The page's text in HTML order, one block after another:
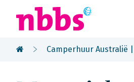
Camperhuur Australië